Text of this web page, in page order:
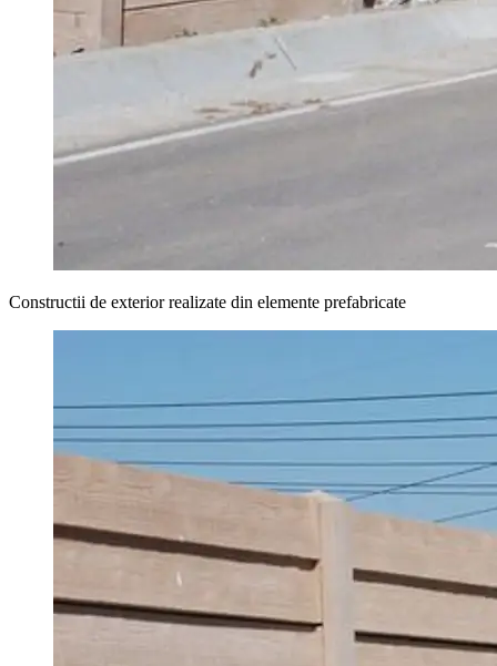
Constructii de exterior realizate din elemente prefabricate